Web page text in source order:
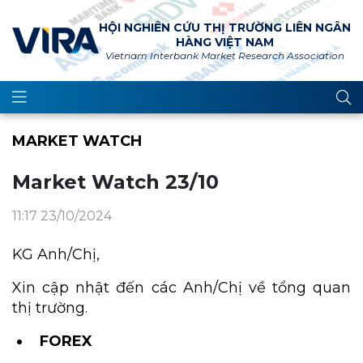
HỘI NGHIÊN CỨU THỊ TRƯỜNG LIÊN NGÂN
HÀNG VIỆT NAM
Vietnam Interbank Market Research Association
MARKET WATCH
Market Watch 23/10
11:17 23/10/2024
KG Anh/Chị,
Xin cập nhật đến các Anh/Chị về tổng quan
thị trường.
FOREX